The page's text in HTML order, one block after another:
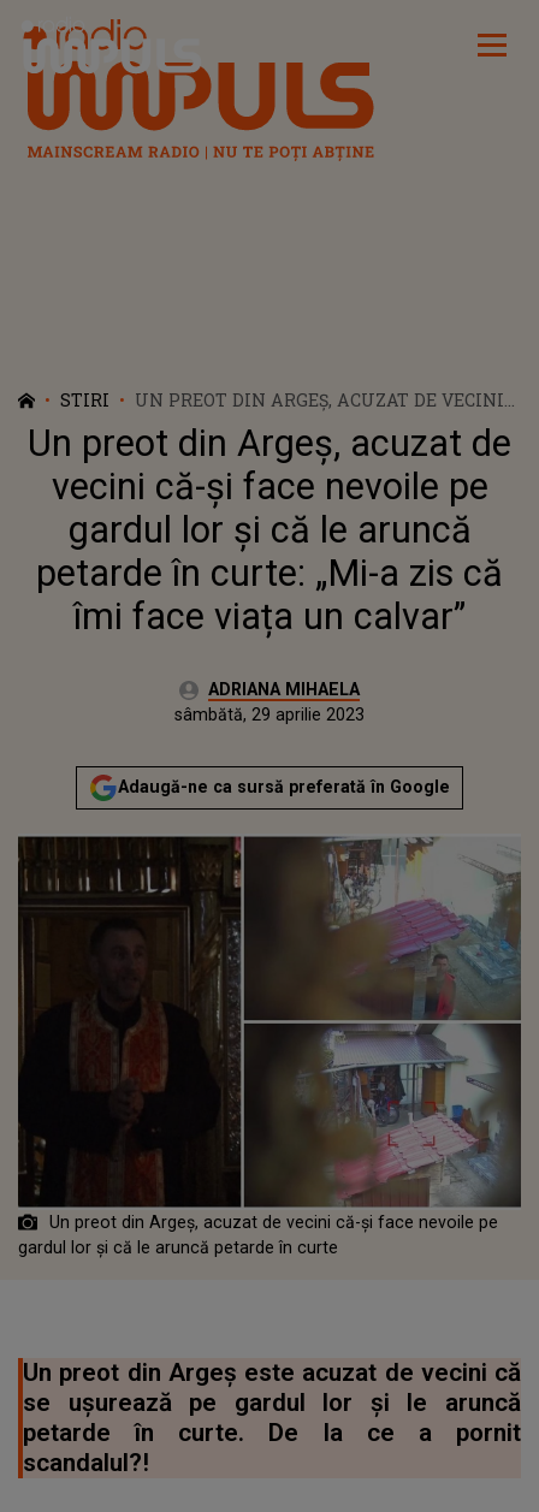
Radio Impuls
STIRI
UN PREOT DIN ARGEȘ, ACUZAT DE VECINI
CĂ-ȘI FACE NEVOILE PE GARDUL LOR ȘI CĂ
LE ARUNCĂ PETARDE ÎN CURTE: „MI-A ZIS
CĂ ÎMI FACE VIAȚA UN CALVAR”
Un preot din Argeș, acuzat de
vecini că-și face nevoile pe
gardul lor și că le aruncă
petarde în curte: „Mi-a zis că
îmi face viața un calvar”
Autor:ADRIANA MIHAELA
vineri, 29 aprilie 2022Actualizat:
sâmbătă, 29 aprilie 2023
Adaugă-ne ca sursă preferată în Google
Un preot din Argeș, acuzat de vecini că-și face nevoile pe
gardul lor și că le aruncă petarde în curte
Un preot din Argeș este acuzat de vecini că
se ușurează pe gardul lor și le aruncă
petarde în curte. De la ce a pornit
scandalul?!